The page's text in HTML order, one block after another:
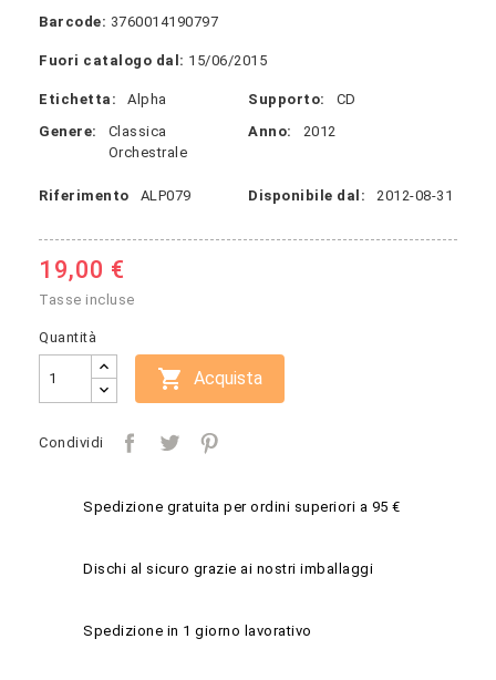
Barcode: 3760014190797
Fuori catalogo dal: 15/06/2015
Etichetta: Alpha Supporto:
CD
Genere:
Classica
Orchestrale
Anno: 2012
Riferimento ALP079 Disponibile dal: 2012-08-31
19,00 €
Tasse incluse
Quantità
 Acquista
Condividi
Spedizione gratuita per ordini superiori a 95 €
Dischi al sicuro grazie ai nostri imballaggi
Spedizione in 1 giorno lavorativo